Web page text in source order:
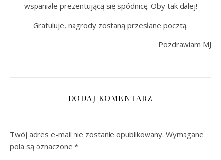
wspaniale prezentującą się spódnicę. Oby tak dalej!
Gratuluje, nagrody zostaną przesłane pocztą.
Pozdrawiam MJ
DODAJ KOMENTARZ
Twój adres e-mail nie zostanie opublikowany. Wymagane
pola są oznaczone *